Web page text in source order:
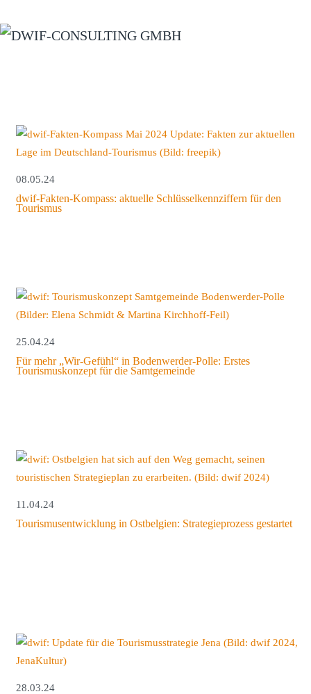
Zum Hauptinhalt springen
08.05.24
dwif-Fakten-Kompass: aktuelle Schlüsselkennziffern für den
Tourismus
25.04.24
Für mehr „Wir-Gefühl“ in Bodenwerder-Polle: Erstes
Tourismuskonzept für die Samtgemeinde
11.04.24
Tourismusentwicklung in Ostbelgien: Strategieprozess gestartet
28.03.24